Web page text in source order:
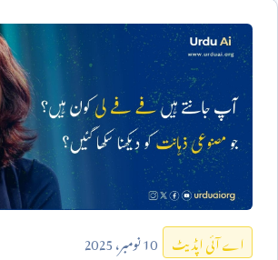
اے آئی اپڈیٹ 10نومبر،2025